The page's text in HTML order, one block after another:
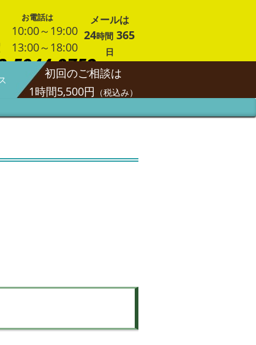
お電話は
10:00～19:00
13:00～18:00
5944-9752
メールは
24時間 365
日
初回のご相談は
1時間5,500円 （税込み）